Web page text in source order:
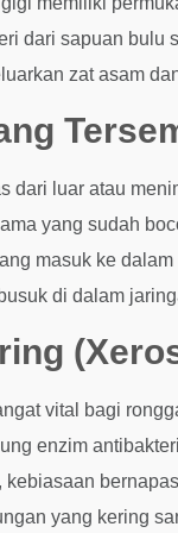
dari sapuan
zat asam
dari luar atau
yang sudah
masuk ke
di dalam
vital bagi
enzim
yang kering